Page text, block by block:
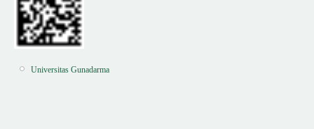
Universitas Gunadarma